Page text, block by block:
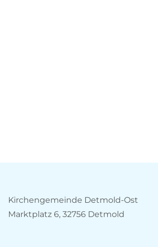
Kirchengemeinde Detmold-Ost
Marktplatz 6, 32756 Detmold